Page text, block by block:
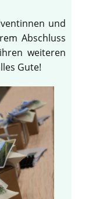
und
Abschluss
weiteren
Gute!